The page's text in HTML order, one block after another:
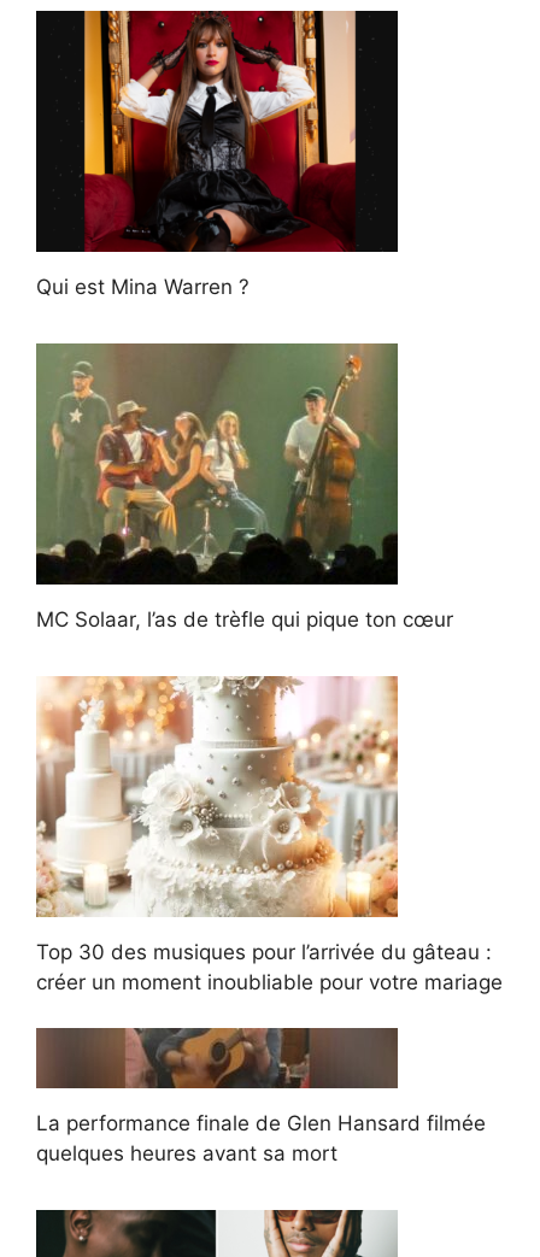
Qui est Mina Warren ?
MC Solaar, l’as de trèfle qui pique ton cœur
Top 30 des musiques pour l’arrivée du gâteau :
créer un moment inoubliable pour votre mariage
La performance finale de Glen Hansard filmée
quelques heures avant sa mort